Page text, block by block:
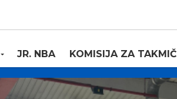
JR. NBA KOMISIJA ZA